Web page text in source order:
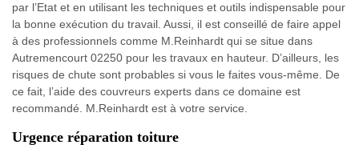
par l’Etat et en utilisant les techniques et outils indispensable pour
la bonne exécution du travail. Aussi, il est conseillé de faire appel
à des professionnels comme M.Reinhardt qui se situe dans
Autremencourt 02250 pour les travaux en hauteur. D’ailleurs, les
risques de chute sont probables si vous le faites vous-même. De
ce fait, l’aide des couvreurs experts dans ce domaine est
recommandé. M.Reinhardt est à votre service.
Urgence réparation toiture